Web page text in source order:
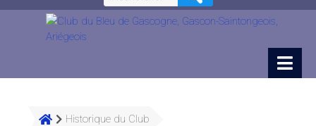
Historique du Club